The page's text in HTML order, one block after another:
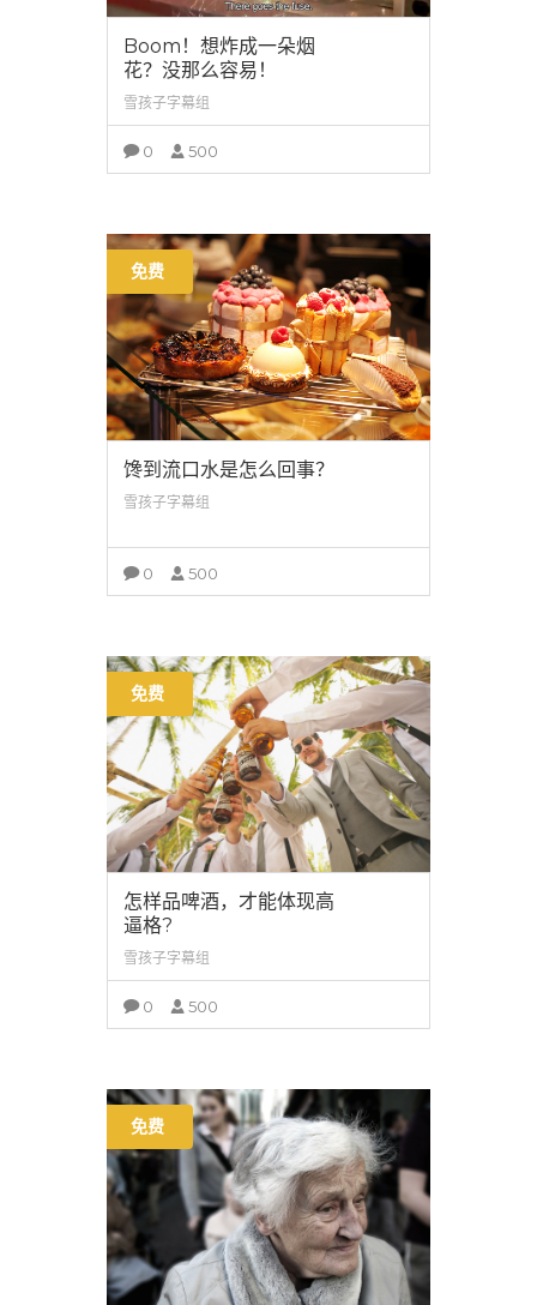
Boom！想炸成一朵烟
花？没那么容易！
雪孩子字幕组
0 500
免费
馋到流口水是怎么回事？
雪孩子字幕组
0 500
免费
怎样品啤酒，才能体现高
逼格?
雪孩子字幕组
0 500
免费